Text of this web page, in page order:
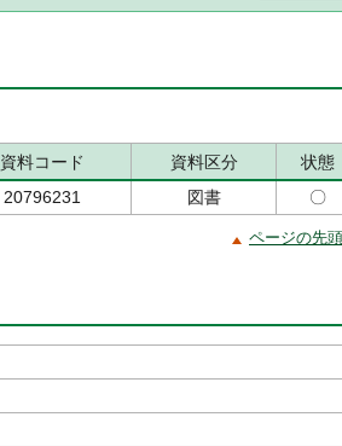
資料コード 資料区分
状態
20796231 図書 〇
ページの先